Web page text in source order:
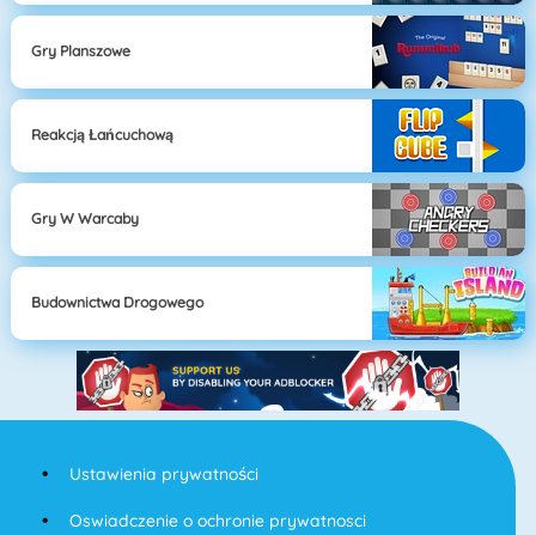
Gry Planszowe
Reakcją Łańcuchową
Gry W Warcaby
Budownictwa Drogowego
Ustawienia prywatności
Oswiadczenie o ochronie prywatnosci